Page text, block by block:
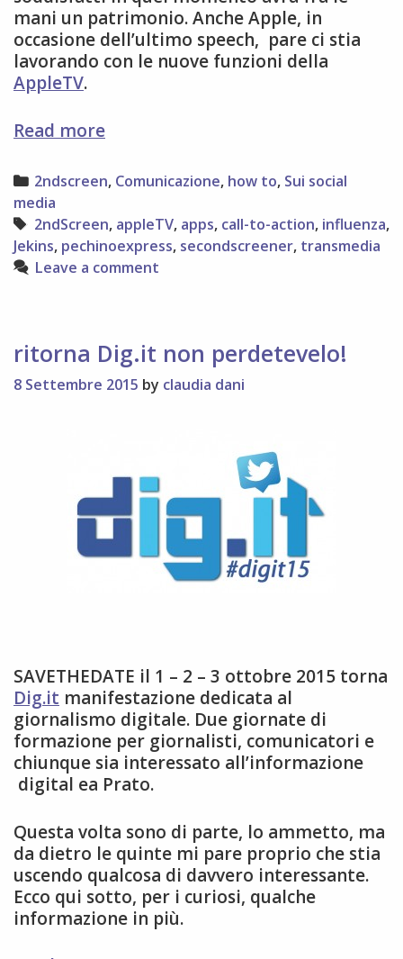
mani un patrimonio. Anche Apple, in
occasione dell’ultimo speech, pare ci stia
lavorando con le nuove funzioni della
AppleTV.
Read moresecond
e
social
media
Categories
2ndscreen, Comunicazione, how to, Sui social
media
Tags
2ndScreen, appleTV, apps, call-to-action, influenza,
Jekins, pechinoexpress, secondscreener, transmedia
Leave a comment
ritorna Dig.it non perdetevelo!
8 Settembre 2015 by claudia dani
SAVETHEDATE il 1 – 2 – 3 ottobre 2015 torna
Dig.it manifestazione dedicata al
giornalismo digitale. Due giornate di
formazione per giornalisti, comunicatori e
chiunque sia interessato all’informazione
digital ea Prato.
Questa volta sono di parte, lo ammetto, ma
da dietro le quinte mi pare proprio che stia
uscendo qualcosa di davvero interessante.
Ecco qui sotto, per i curiosi, qualche
informazione in più.